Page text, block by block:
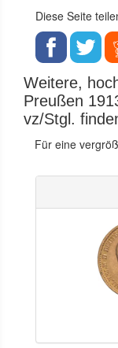
Diese Seite
Weitere,
Preußen
vz/Stgl.
Für eine